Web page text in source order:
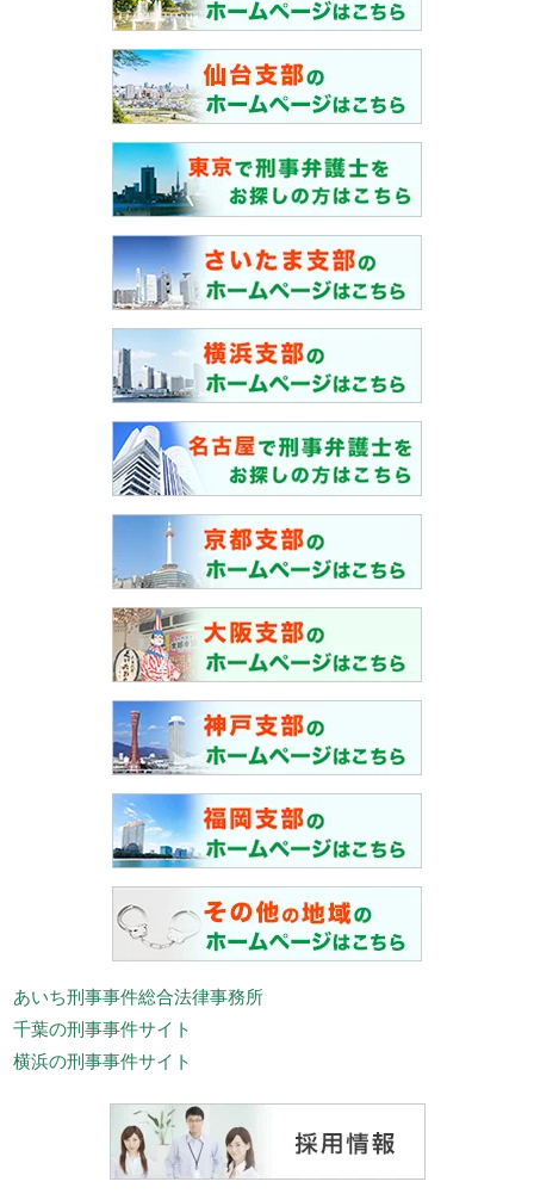
あいち刑事事件総合法律事務所
千葉の刑事事件サイト
横浜の刑事事件サイト